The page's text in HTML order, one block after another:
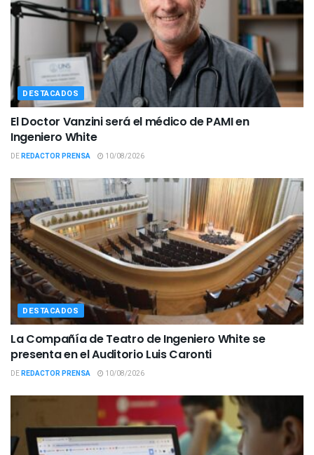
DESTACADOS
El Doctor Vanzini será el médico de PAMI en
Ingeniero White
DEREDACTOR PRENSA 10/08/2026
DESTACADOS
La Compañía de Teatro de Ingeniero White se
presenta en el Auditorio Luis Caronti
DEREDACTOR PRENSA 10/08/2026